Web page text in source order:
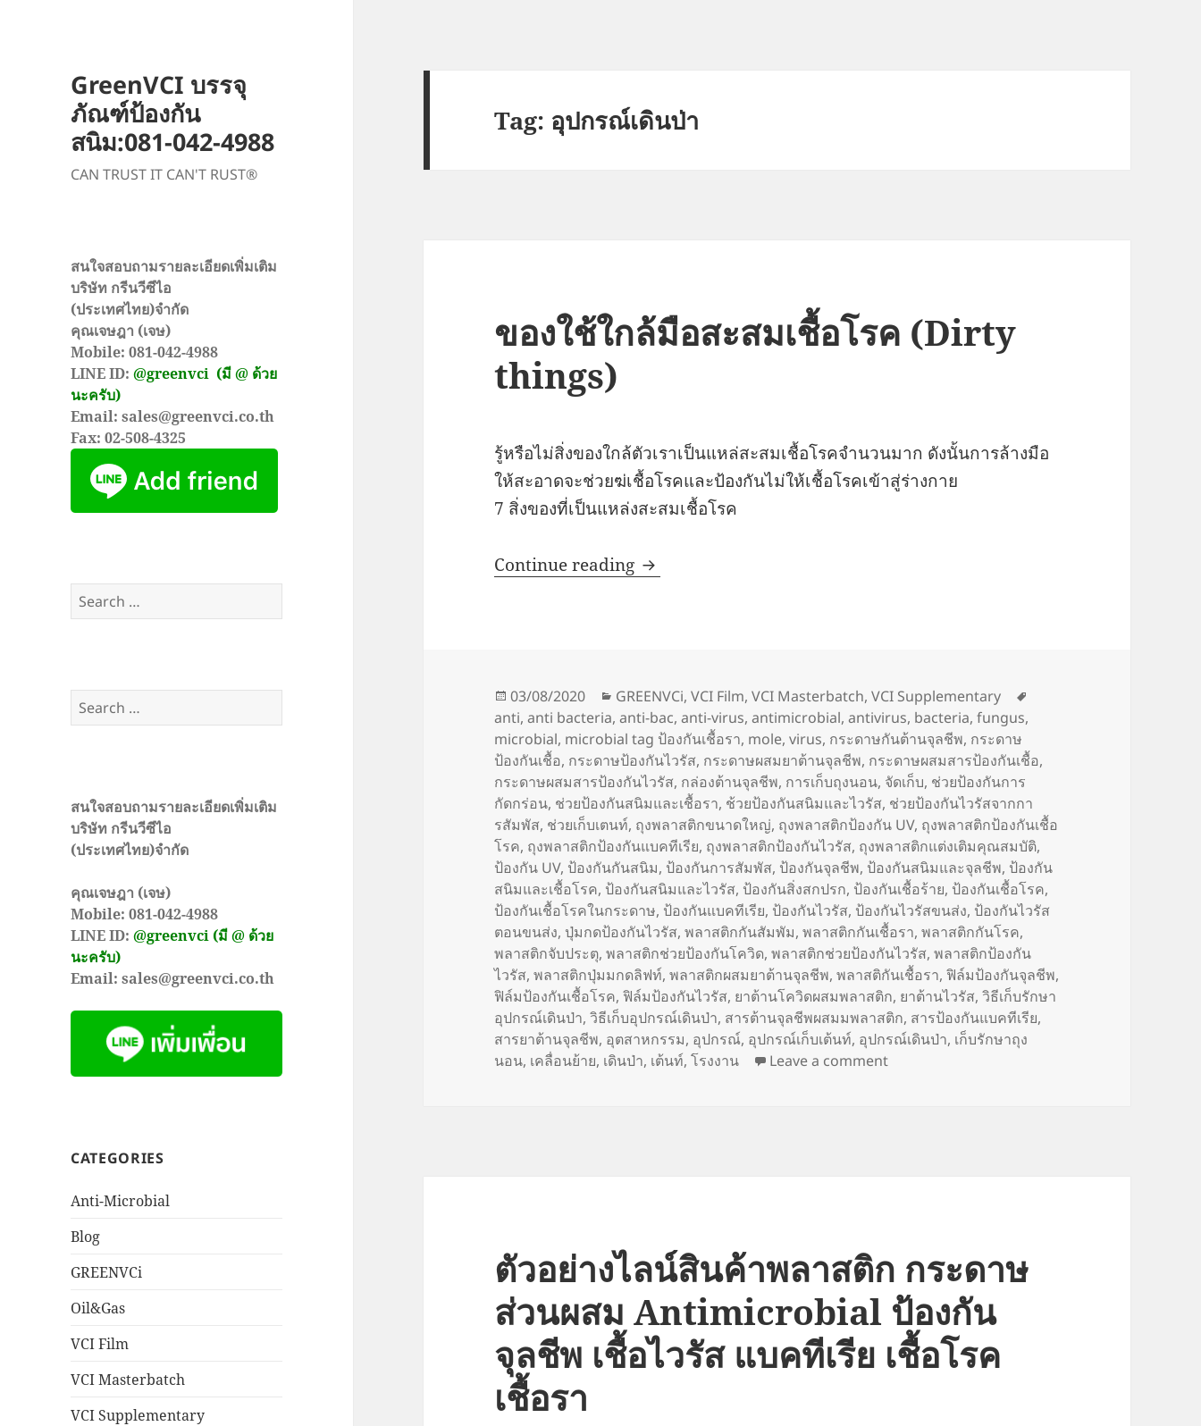
GreenVCI บรรจุ
ภัณฑ์ป้องกัน
สนิม:081-042-4988
CAN TRUST IT CAN'T RUST®
สนใจสอบถามรายละเอียดเพิ่มเติม
บริษัท กรีนวีซีไอ
(ประเทศไทย)จำกัด
คุณเจษฎา (เจษ)
Mobile: 081-042-4988
LINE ID:@greenvci (มี @ ด้วย
นะครับ)
Email: sales@greenvci.co.th
Fax: 02-508-4325
Search
for:
Search
for:
สนใจสอบถามรายละเอียดเพิ่มเติม
บริษัท กรีนวีซีไอ
(ประเทศไทย)จำกัด
คุณเจษฎา (เจษ)
Mobile: 081-042-4988
LINE ID:@greenvci (มี @ ด้วย
นะครับ)
Email: sales@greenvci.co.th
CATEGORIES
Anti-Microbial
Blog
GREENVCi
Oil&Gas
VCI Film
VCI Masterbatch
VCI Supplementary
Tag: อุปกรณ์เดินป่า
ของใช้ใกล้มือสะสมเชื้อโรค (Dirty
things)
รู้หรือไม่สิ่งของใกล้ตัวเราเป็นแหล่สะสมเชื้อโรคจำนวนมาก ดังนั้นการล้างมือ
ให้สะอาดจะช่วยฆ่เชื้อโรคและป้องกันไม่ให้เชื้อโรคเข้าสู่ร่างกาย
7 สิ่งของที่เป็นแหล่งสะสมเชื้อโรค
Continue reading ของใช้ใกล้มือสะสมเชื้อโรค (Dirty things)
Posted
on
03/08/2020 Categories
GREENVCi,VCI Film,VCI Masterbatch,VCI Supplementary
anti,anti bacteria,anti-bac,anti-virus,antimicrobial,antivirus, bacteria,fungus,
microbial, microbial tag ป้องกันเชื้อรา, mole,virus, กระดาษกันต้านจุลชีพ, กระดาษ
ป้องกันเชื้อ, กระดาษป้องกันไวรัส, กระดาษผสมยาต้านจุลชีพ, กระดาษผสมสารป้องกันเชื้อ,
กระดาษผสมสารป้องกันไวรัส, กล่องต้านจุลชีพ, การเก็บถุงนอน, จัดเก็บ, ช่วยป้องกันการ
กัดกร่อน, ช่วยป้องกันสนิมและเชื้อรา, ช้วยป้องกันสนิมและไวรัส, ช่วยป้องกันไวรัสจากกา
รสัมพัส, ช่วยเก็บเตนท์, ถุงพลาสติกขนาดใหญ่, ถุงพลาสติกป้องกัน UV, ถุงพลาสติกป้องกันเชื้อ
โรค, ถุงพลาสติกป้องกันแบคทีเรีย, ถุงพลาสติกป้องกันไวรัส, ถุงพลาสติกแต่งเติมคุณสมบัติ,
ป้องกัน UV, ป้องกันกันสนิม, ป้องกันการสัมพัส, ป้องกันจุลชีพ, ป้องกันสนิมและจุลชีพ, ป้องกัน
สนิมและเชื้อโรค, ป้องกันสนิมและไวรัส, ป้องกันสิ่งสกปรก, ป้องกันเชื้อร้าย, ป้องกันเชื้อโรค,
ป้องกันเชื้อโรคในกระดาษ, ป้องกันแบคทีเรีย, ป้องกันไวรัส, ป้องกันไวรัสขนส่ง, ป้องกันไวรัส
ตอนขนส่ง, ปุ่มกดป้องกันไวรัส,พลาสติกกันสัมพัม,พลาสติกกันเชื้อรา,พลาสติกกันโรค,
พลาสติกจับประตุ,พลาสติกช่วยป้องกันโควิด,พลาสติกช่วยป้องกันไวรัส,พลาสติกป้องกัน
ไวรัส,พลาสติกปุ่มมกดลิฟท์,พลาสติกผสมยาต้านจุลชีพ,พลาสติกันเชื้อรา,ฟิล์มป้องกันจุลชีพ,
ฟิล์มป้องกันเชื้อโรค,ฟิล์มป้องกันไวรัส, ยาต้านโควิดผสมพลาสติก, ยาต้านไวรัส,วิธีเก็บรักษา
อุปกรณ์เดินป่า,วิธีเก็บอุปกรณ์เดินป่า, สารต้านจุลชีพผสมมพลาสติก, สารป้องกันแบคทีเรีย,
สารยาต้านจุลชีพ, อุตสาหกรรม, อุปกรณ์, อุปกรณ์เก็บเต้นท์, อุปกรณ์เดินป่า, เก็บรักษาถุง
นอน, เคลื่อนย้าย, เดินป่า, เต้นท์,โรงงาน Leave a commenton ของใช้ใกล้มือสะสมเชื้อโรค (Dirty things)
ตัวอย่างไลน์สินค้าพลาสติก กระดาษ
ส่วนผสม Antimicrobial ป้องกัน
จุลชีพ เชื้อไวรัส แบคทีเรีย เชื้อโรค
เชื้อรา